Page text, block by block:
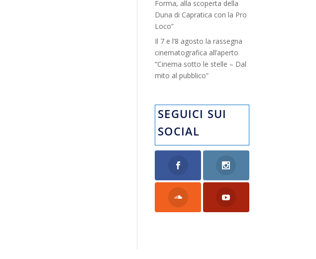
Forma, alla scoperta della
Duna di Capratica con la Pro
Loco”
Il 7 e l’8 agosto la rassegna
cinematografica all’aperto
“Cinema sotto le stelle – Dal
mito al pubblico”
SEGUICI SUI
SOCIAL